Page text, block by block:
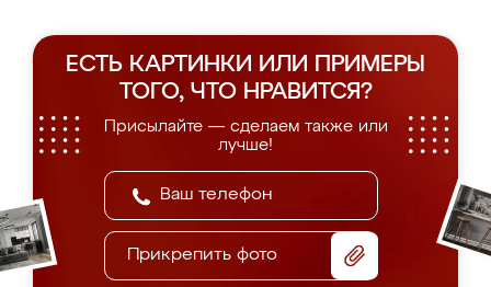
ЕСТЬ КАРТИНКИ ИЛИ ПРИМЕРЫ
ТОГО, ЧТО НРАВИТСЯ?
Присылайте — сделаем также или
лучше!
Прикрепить фото